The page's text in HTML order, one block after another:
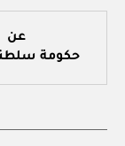
عن
حكومة